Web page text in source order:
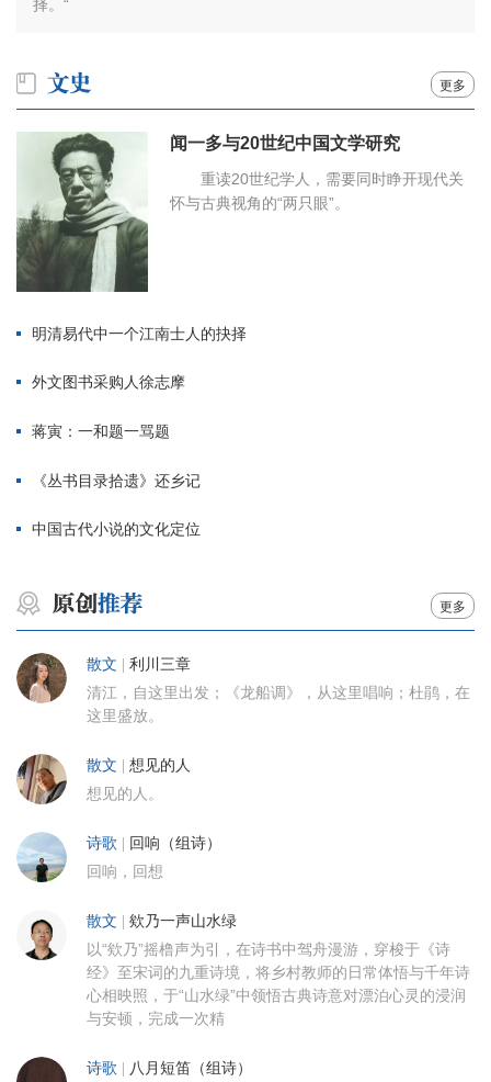
择。“
更多
闻一多与20世纪中国文学研究
重读20世纪学人，需要同时睁开现代关
怀与古典视角的“两只眼”。
明清易代中一个江南士人的抉择
外文图书采购人徐志摩
蒋寅：一和题一骂题
《丛书目录拾遗》还乡记
中国古代小说的文化定位
更多
散文 利川三章
清江，自这里出发；《龙船调》，从这里唱响；杜鹃，在
这里盛放。
散文 想见的人
想见的人。
诗歌 回响（组诗）
回响，回想
散文 欸乃一声山水绿
以“欸乃”摇橹声为引，在诗书中驾舟漫游，穿梭于《诗
经》至宋词的九重诗境，将乡村教师的日常体悟与千年诗
心相映照，于“山水绿”中领悟古典诗意对漂泊心灵的浸润
与安顿，完成一次精
诗歌 八月短笛（组诗）